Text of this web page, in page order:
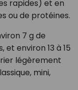
rapides) et en
ou de protéines.
7 g de
et environ 13 à 15
légèrement
mini,